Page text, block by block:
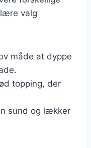
valg
måde at dyppe
topping, der
sund og lækker